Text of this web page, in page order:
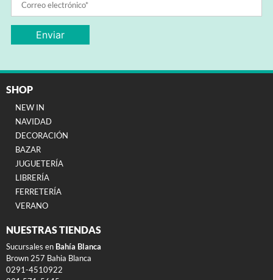
SHOP
NEW IN
NAVIDAD
DECORACIÓN
BAZAR
JUGUETERÍA
LIBRERÍA
FERRETERÍA
VERANO
NUESTRAS TIENDAS
Sucursales en Bahía Blanca
Brown 257 Bahia Blanca
0291-4510922